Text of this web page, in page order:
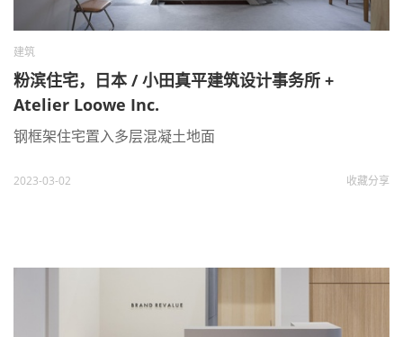
建筑
粉滨住宅，日本 / 小田真平建筑设计事务所 +
Atelier Loowe Inc.
钢框架住宅置入多层混凝土地面
2023-03-02 收藏分享